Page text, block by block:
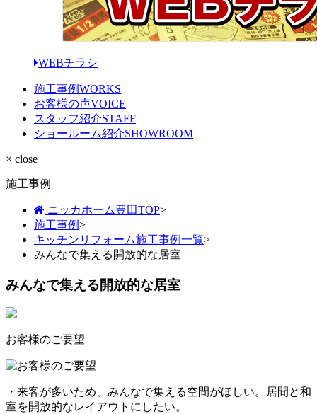
WEBチラシ
施工事例WORKS
お客様の声VOICE
スタッフ紹介STAFF
ショールーム紹介SHOWROOM
× close
施工事例
ニッカホーム豊田TOP>
施工事例>
キッチンリフォーム施工事例一覧>
みんなで集える開放的な居室
みんなで集える開放的な居室
お客様のご要望
・来客が多いため、みんなで集える空間がほしい。居間と和
室を開放的なレイアウトにしたい。